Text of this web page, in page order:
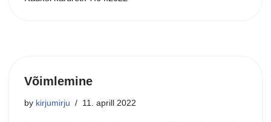
Võimlemine
by kirjumirju 11. aprill 2022